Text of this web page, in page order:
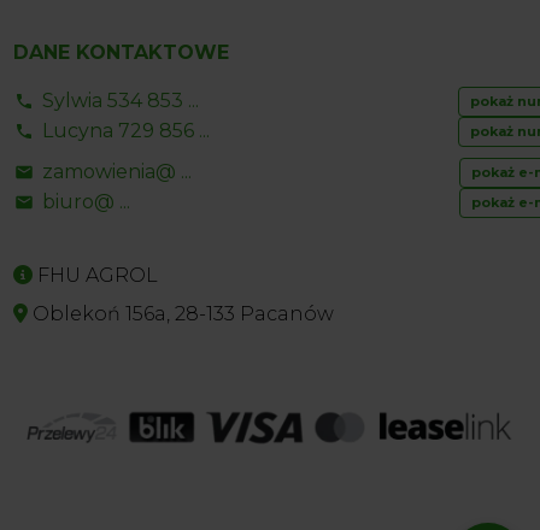
DANE KONTAKTOWE
Sylwia 534 853 ... pokaż
Lucyna 729 856 ... pokaż
zamowienia@ ... pokaż e-
biuro@ ... pokaż e-
FHU AGROL
Oblekoń 156a, 28-133 Pacanów